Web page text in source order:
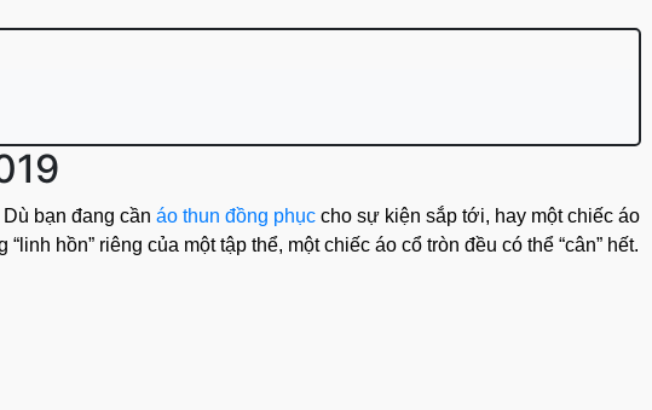
bạn đang cần áo thun đồng phục cho sự kiện sắp tới, hay một chiếc áo
hồn” riêng của một tập thể, một chiếc áo cổ tròn đều có thể “cân” hết.